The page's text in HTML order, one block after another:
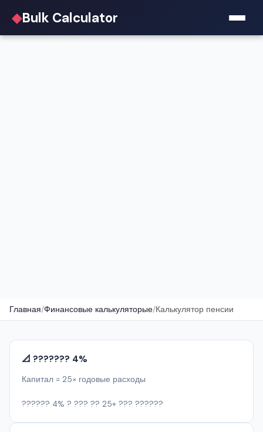
◆Bulk Calculator
Главная/Финансовые калькуляторые/Калькулятор пенсии
📐 ??????? 4%
Капитал = 25× годовые расходы
?????? 4% ? ??? ?? 25+ ??? ??????